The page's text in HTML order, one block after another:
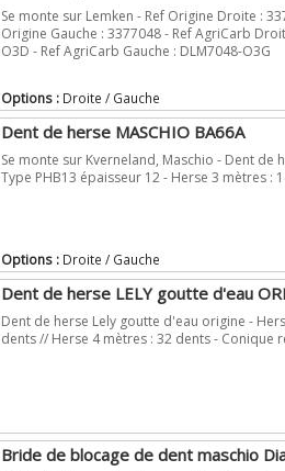
Se monte sur Lemken - Ref Origine Droite :
Origine Gauche : 3377048 - Ref AgriCarb
O3D - Ref AgriCarb Gauche : DLM7048-O3G
Options : Droite / Gauche
Dent de herse MASCHIO BA66A
Se monte sur Kverneland, Maschio - Dent de
Type PHB13 épaisseur 12 - Herse 3 mètres :
Options : Droite / Gauche
Dent de herse LELY goutte d'eau
Dent de herse Lely goutte d'eau origine -
dents // Herse 4 mètres : 32 dents - Conique
Bride de blocage de dent maschio